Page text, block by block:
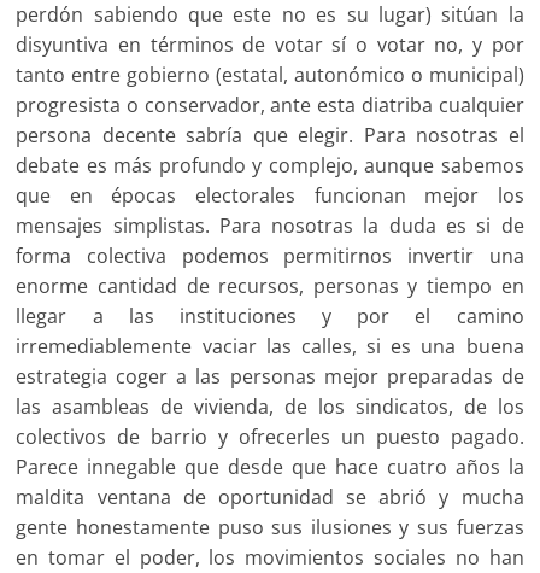
perdón sabiendo que este no es su lugar) sitúan la
disyuntiva en términos de votar sí o votar no, y por
tanto entre gobierno (estatal, autonómico o municipal)
progresista o conservador, ante esta diatriba cualquier
persona decente sabría que elegir. Para nosotras el
debate es más profundo y complejo, aunque sabemos
que en épocas electorales funcionan mejor los
mensajes simplistas. Para nosotras la duda es si de
forma colectiva podemos permitirnos invertir una
enorme cantidad de recursos, personas y tiempo en
llegar a las instituciones y por el camino
irremediablemente vaciar las calles, si es una buena
estrategia coger a las personas mejor preparadas de
las asambleas de vivienda, de los sindicatos, de los
colectivos de barrio y ofrecerles un puesto pagado.
Parece innegable que desde que hace cuatro años la
maldita ventana de oportunidad se abrió y mucha
gente honestamente puso sus ilusiones y sus fuerzas
en tomar el poder, los movimientos sociales no han